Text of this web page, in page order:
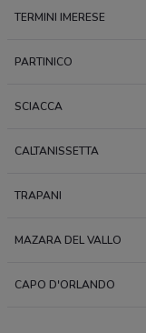
TERMINI IMERESE
PARTINICO
SCIACCA
CALTANISSETTA
TRAPANI
MAZARA DEL VALLO
CAPO D'ORLANDO